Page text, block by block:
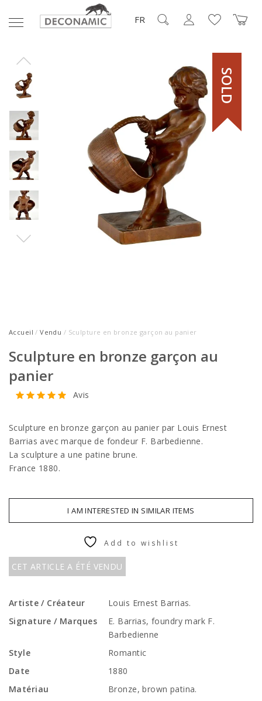
FR
SOLD
Accueil /Vendu / Sculpture en bronze garçon au panier
Sculpture en bronze garçon au
panier
Avis
Sculpture en bronze garçon au panier par Louis Ernest
Barrias avec marque de fondeur F. Barbedienne.
La sculpture a une patine brune.
France 1880.
I AM INTERESTED IN SIMILAR ITEMS
CET ARTICLE A ÉTÉ VENDU
Add to wishlist
Artiste / Créateur
Louis Ernest Barrias.
Signature / Marques
E. Barrias, foundry mark F.
Barbedienne
Style
Romantic
Date
1880
Matériau
Bronze, brown patina.